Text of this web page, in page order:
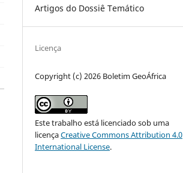
Artigos do Dossiê Temático
Licença
Copyright (c) 2026 Boletim GeoÁfrica
Este trabalho está licenciado sob uma
licençaCreative Commons Attribution 4.0
International License.